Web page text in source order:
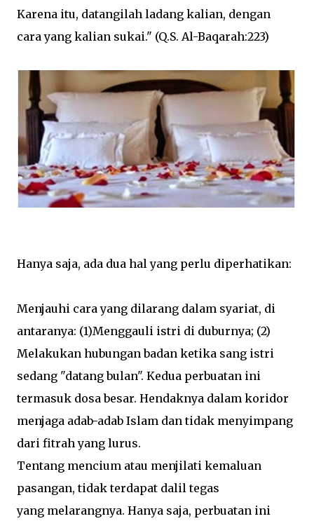
Karena itu, datangilah ladang kalian, dengan
cara yang kalian sukai." (Q.S. Al-Baqarah:223)
Hanya saja, ada dua hal yang perlu diperhatikan:
Menjauhi cara yang dilarang dalam syariat, di
antaranya: (1)Menggauli istri di duburnya; (2)
Melakukan hubungan badan ketika sang istri
sedang "datang bulan". Kedua perbuatan ini
termasuk dosa besar. Hendaknya dalam koridor
menjaga adab-adab Islam dan tidak menyimpang
dari fitrah yang lurus.
Tentang mencium atau menjilati kemaluan
pasangan, tidak terdapat dalil tegas
yang melarangnya. Hanya saja, perbuatan ini